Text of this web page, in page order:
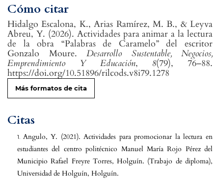
Cómo citar
Hidalgo Escalona, K., Arias Ramírez, M. B., & Leyva
Abreu, Y. (2026). Actividades para animar a la lectura
de la obra “Palabras de Caramelo” del escritor
Gonzalo Moure. Desarrollo Sustentable, Negocios,
Emprendimiento Y Educación, 8(79), 76–88.
https://doi.org/10.51896/rilcods.v8i79.1278
Más formatos de cita
Citas
Angulo, Y. (2021). Actividades para promocionar la lectura en
estudiantes del centro politécnico Manuel María Rojo Pérez del
Municipio Rafael Freyre Torres, Holguín. (Trabajo de diploma),
Universidad de Holguín, Holguín.